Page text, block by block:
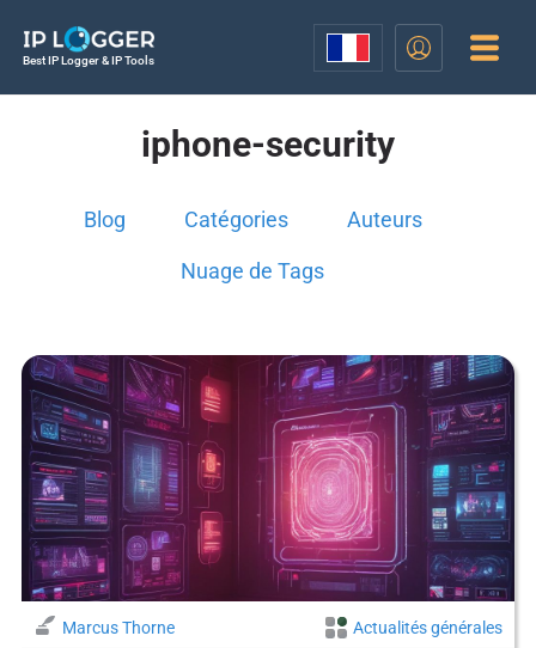
Best IP Logger & IP Tools
iphone-security
Blog Catégories Auteurs
Nuage de Tags
Marcus Thorne Actualités générales